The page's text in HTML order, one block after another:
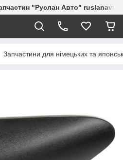
"Руслан Авто"
Запчастини для німецьких та